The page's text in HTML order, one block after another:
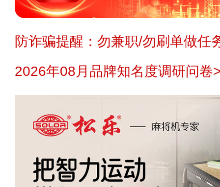
防诈骗提醒：勿兼职/勿刷单做任
2026年08月品牌知名度调研问卷